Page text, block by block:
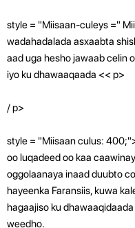
style = "Miisaan-culeys ="
wadahadalada asxaabta
aad uga hesho jawaab celin
iyo ku dhawaaqaada << p>
/ p>
style = "Miisaan culus:
oo luqadeed oo kaa
oggolaanaya inaad duubto
hayeenka Faransiis, kuwa
hagaajiso ku
weedho.